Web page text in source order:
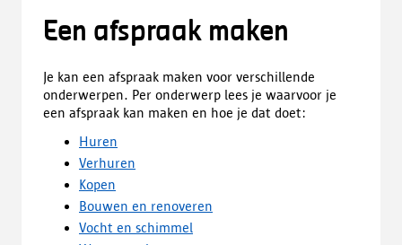
Een afspraak maken
Je kan een afspraak maken voor verschillende
onderwerpen. Per onderwerp lees je waarvoor je
een afspraak kan maken en hoe je dat doet:
Huren
Verhuren
Kopen
Bouwen en renoveren
Vocht en schimmel